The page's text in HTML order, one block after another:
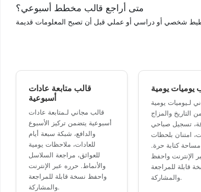
متى أراجع قالب مخطط أسبوعي؟
قالب متابعة عادات
أسبوعية
قالب مجاني لـمتابعة عادات
أسبوعية يتضمن تركيز الأسبوع
والدافع، شبكة سبعة أيام
للعادات، ملاحظات يومية
للعوائق، مراجعة السلاسل
والأنماط. حرره عبر الإنترنت
واحفظ نسخة قابلة للمراجعة
والمشاركة.
يوميات يومية
لـيوميات يومية
التاريخ والمزاج
تسجيل صباحي
امتنان بلحظات
كتابة حرة.
الإنترنت واحفظ
قابلة للمراجعة
والمشاركة.